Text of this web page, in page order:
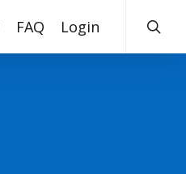
FAQ Login